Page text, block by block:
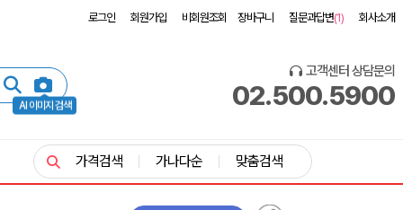
로그인 회원가입 비회원조회 장바구니 질문과답변(1) 회사소개
AI 이미지 검색
고객센터 상담문의
02.500.5900
가격검색 가나다순 맞춤검색